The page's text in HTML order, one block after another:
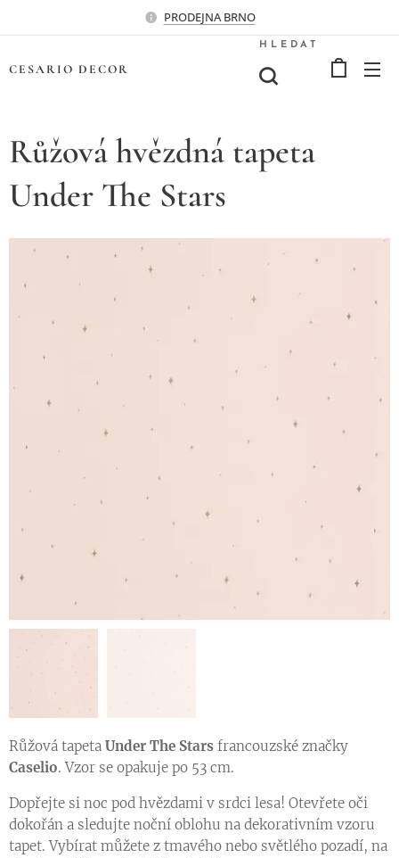
PRODEJNA BRNO
CESARIO DECOR
HLEDAT
Růžová hvězdná tapeta
Under The Stars
Růžová tapeta Under The Stars francouzské značky
Caselio. Vzor se opakuje po 53 cm.
Dopřejte si noc pod hvězdami v srdci lesa! Otevřete oči
dokořán a sledujte noční oblohu na dekorativním vzoru
tapet. Vybírat můžete z tmavého nebo světlého pozadí, na